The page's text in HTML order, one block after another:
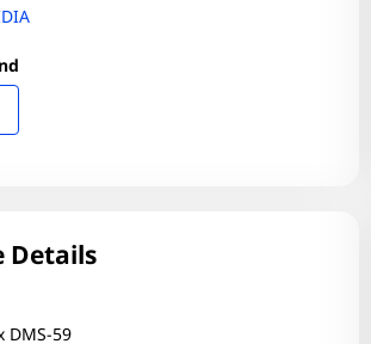
Details
DMS-59